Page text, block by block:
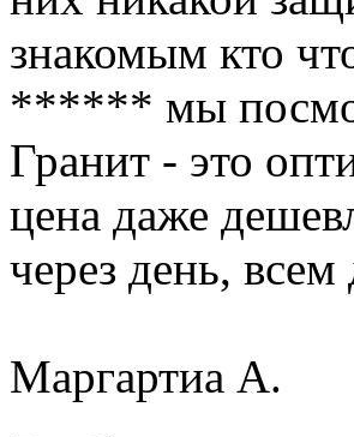
знакомым кто
****** мы
Гранит - это
цена даже
через день,
Маргартиа А.